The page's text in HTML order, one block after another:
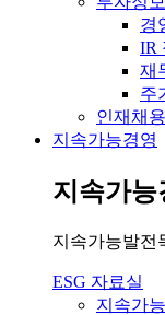
경
IR
재
주
인재채용
지속가능경영
지속가능
지속가능발전
ESG 자료실
지속가